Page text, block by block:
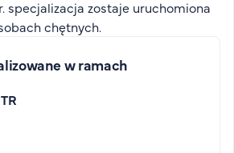
specjalizacja zostaje uruchomiona
chętnych.
w ramach